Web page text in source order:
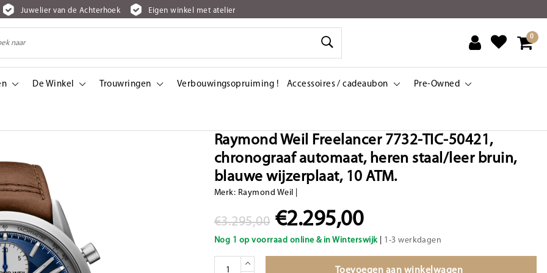
Juwelier van de Achterhoek Eigen winkel met atelier
0
De Winkel Trouwringen Verbouwingsopruiming ! Accessoires / cadeaubon Pre-Owned
Raymond Weil Freelancer 7732-TIC-50421,
chronograaf automaat, heren staal/leer bruin,
blauwe wijzerplaat, 10 ATM.
Merk: Raymond Weil
€3.295,00 €2.295,00
Nog 1 op voorraad online & in Winterswijk| 1-3 werkdagen
Toevoegen aan winkelwagen